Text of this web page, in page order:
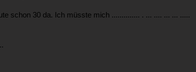
schon 30 da. Ich müsste mich .............. . ... .... ... ... .....